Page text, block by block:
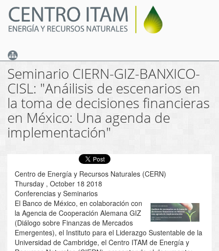
Skip
main
content
Seminario CIERN-GIZ-BANXICO-
CISL: "Anáilisis de escenarios en
la toma de decisiones financieras
en México: Una agenda de
implementación"
Centro de Energía y Recursos Naturales (CERN)
Thursday , October 18 2018
Conferencias y Seminarios
El Banco de México, en colaboración con
la Agencia de Cooperación Alemana GIZ
(Diálogo sobre Finanzas de Mercados
Emergentes), el Instituto para el Liderazgo Sustentable de la
Universidad de Cambridge, el Centro ITAM de Energía y